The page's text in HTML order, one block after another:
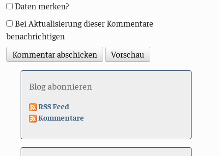
Daten merken?
Bei Aktualisierung dieser Kommentare
benachrichtigen
Blog abonnieren
RSS Feed
Kommentare